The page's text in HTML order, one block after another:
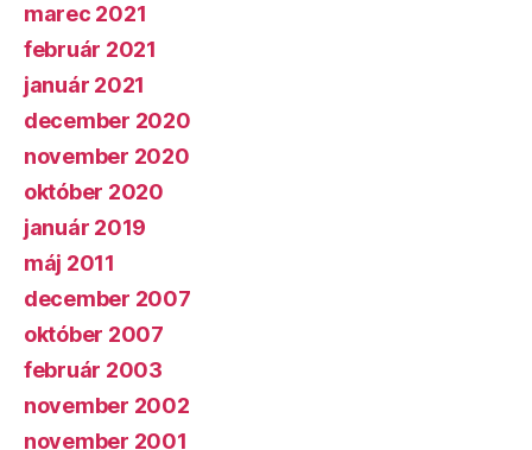
marec 2021
február 2021
január 2021
december 2020
november 2020
október 2020
január 2019
máj 2011
december 2007
október 2007
február 2003
november 2002
november 2001